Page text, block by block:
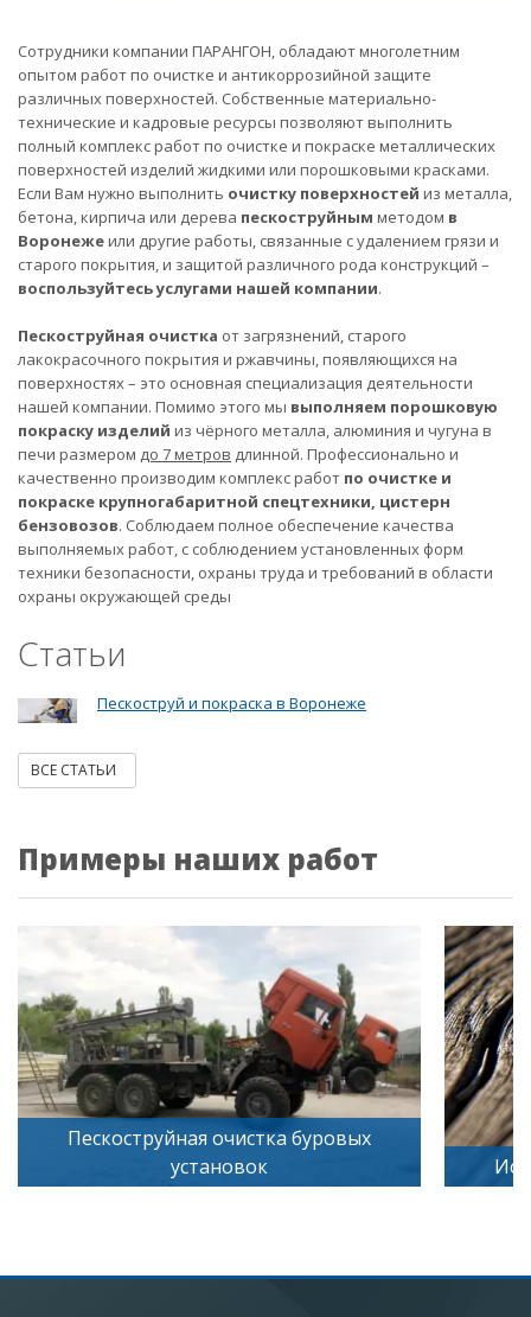
Сотрудники компании ПАРАНГОН, обладают многолетним
опытом работ по очистке и антикоррозийной защите
различных поверхностей. Собственные материально-
технические и кадровые ресурсы позволяют выполнить
полный комплекс работ по очистке и покраске металлических
поверхностей изделий жидкими или порошковыми красками.
Если Вам нужно выполнить очистку поверхностей из металла,
бетона, кирпича или дерева пескоструйным методом в
Воронежеили другие работы, связанные с удалением грязи и
старого покрытия, и защитой различного рода конструкций –
воспользуйтесь услугами нашей компании.
Пескоструйная очистка от загрязнений, старого
лакокрасочного покрытия и ржавчины, появляющихся на
поверхностях – это основная специализация деятельности
нашей компании. Помимо этого мы выполняем порошковую
покраску изделий из чёрного металла, алюминия и чугуна в
печи размером до 7 метров длинной. Профессионально и
качественно производим комплекс работ по очистке и
покраске крупногабаритной спецтехники, цистерн
бензовозов. Соблюдаем полное обеспечение качества
выполняемых работ, с соблюдением установленных форм
техники безопасности, охраны труда и требований в области
охраны окружающей среды
Статьи
Пескоструй и покраска в Воронеже
ВСЕ СТАТЬИ
Примеры наших работ
Искусственное старение дерева